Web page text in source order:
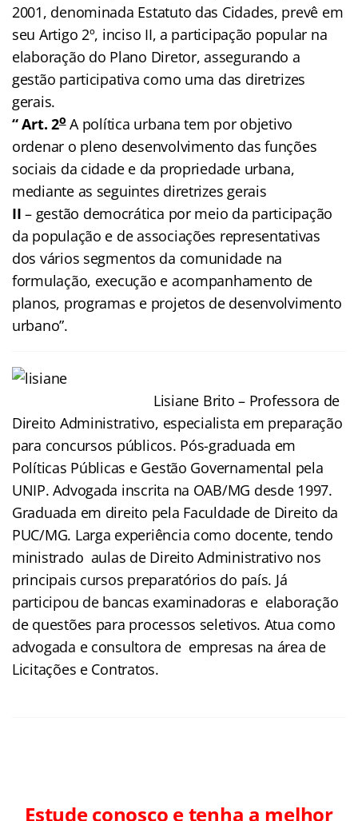
2001, denominada Estatuto das Cidades, prevê em
seu Artigo 2º, inciso II, a participação popular na
elaboração do Plano Diretor, assegurando a
gestão participativa como uma das diretrizes
gerais.
“ Art. 2oA política urbana tem por objetivo
ordenar o pleno desenvolvimento das funções
sociais da cidade e da propriedade urbana,
mediante as seguintes diretrizes gerais
II­– gestão democrática por meio da participação
da população e de associações representativas
dos vários segmentos da comunidade na
formulação, execução e acompanhamento de
planos, programas e projetos de desenvolvimento
urbano”.
Lisiane Brito – Professora de
Direito Administrativo, especialista em preparação
para concursos públicos. Pós-graduada em
Políticas Públicas e Gestão Governamental pela
UNIP. Advogada inscrita na OAB/MG desde 1997.
Graduada em direito pela Faculdade de Direito da
PUC/MG. Larga experiência como docente, tendo
ministrado aulas de Direito Administrativo nos
principais cursos preparatórios do país. Já
participou de bancas examinadoras e elaboração
de questões para processos seletivos. Atua como
advogada e consultora de empresas na área de
Licitações e Contratos.
Estude conosco e tenha a melhor